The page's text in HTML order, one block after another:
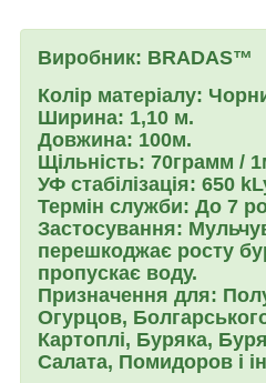
Виробник: BRADAS™
Колір матеріалу:
Ширина: 1,10 м.
Довжина: 100м.
Щільність: 70грамм /
УФ стабілізація: 650
Термін служби: До 7
Застосування:
перешкоджає росту
пропускає воду.
Призначення для:
Огурцов,
Картоплі, Буряка,
Салата, Помидоров і